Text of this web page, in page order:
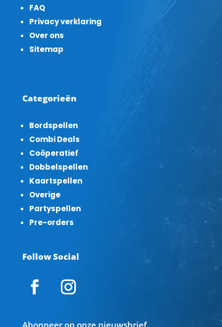
FAQ
Privacy verklaring
Over ons
Sitemap
Categorieën
Bordspellen
Combi Deals
Coöperatief
Dobbelspellen
Kaartspellen
Overige
Partyspellen
Pre-orders
Follow Social